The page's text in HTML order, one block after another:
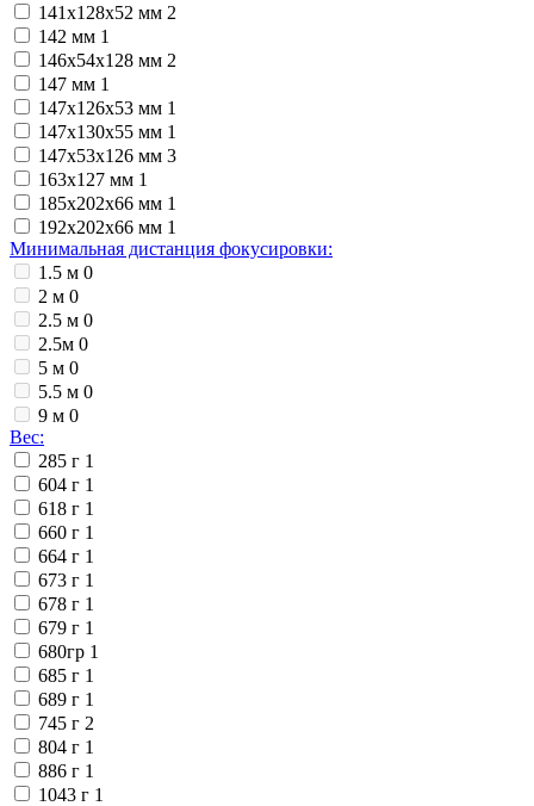
141х128х52 мм 2
142 мм 1
146x54x128 мм 2
147 мм 1
147x126x53 мм 1
147x130x55 мм 1
147x53x126 мм 3
163x127 мм 1
185x202x66 мм 1
192x202x66 мм 1
Минимальная дистанция фокусировки:
1.5 м 0
2 м 0
2.5 м 0
2.5м 0
5 м 0
5.5 м 0
9 м 0
Вес:
285 г 1
604 г 1
618 г 1
660 г 1
664 г 1
673 г 1
678 г 1
679 г 1
680гр 1
685 г 1
689 г 1
745 г 2
804 г 1
886 г 1
1043 г 1